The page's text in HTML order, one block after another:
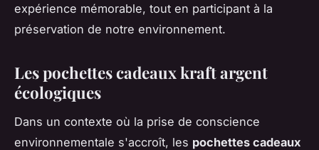
expérience mémorable, tout en participant à la
préservation de notre environnement.
Les pochettes cadeaux kraft argent
écologiques
Dans un contexte où la prise de conscience
environnementale s'accroît, les pochettes cadeaux